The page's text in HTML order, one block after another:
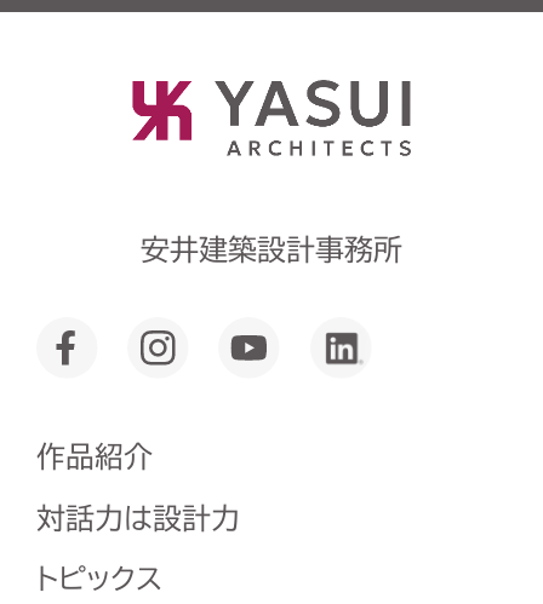
安井建築設計事務所
作品紹介
対話力は設計力
トピックス